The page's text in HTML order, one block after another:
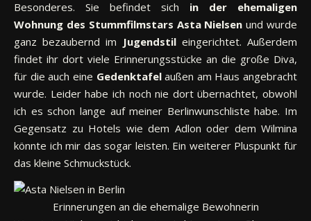
Besonderes. Sie befindet sich in der ehemaligen
Wohnung des Stummfilmstars Asta Nielsen und wurde
ganz bezaubernd im Jugendstileingerichtet. Außerdem
findet ihr dort viele Erinnerungsstücke an die große Diva,
für die auch eine Gedenktafelaußen am Haus angebracht
wurde. Leider habe ich noch nie dort übernachtet, obwohl
ich es schon lange auf meiner Berlinwunschliste habe. Im
Gegensatz zu Hotels wie dem Adlon oder dem Wilmina
könnte ich mir das sogar leisten. Ein weiterer Pluspunkt für
das kleine Schmuckstück.
Erinnerungen an die ehemalige Bewohnerin